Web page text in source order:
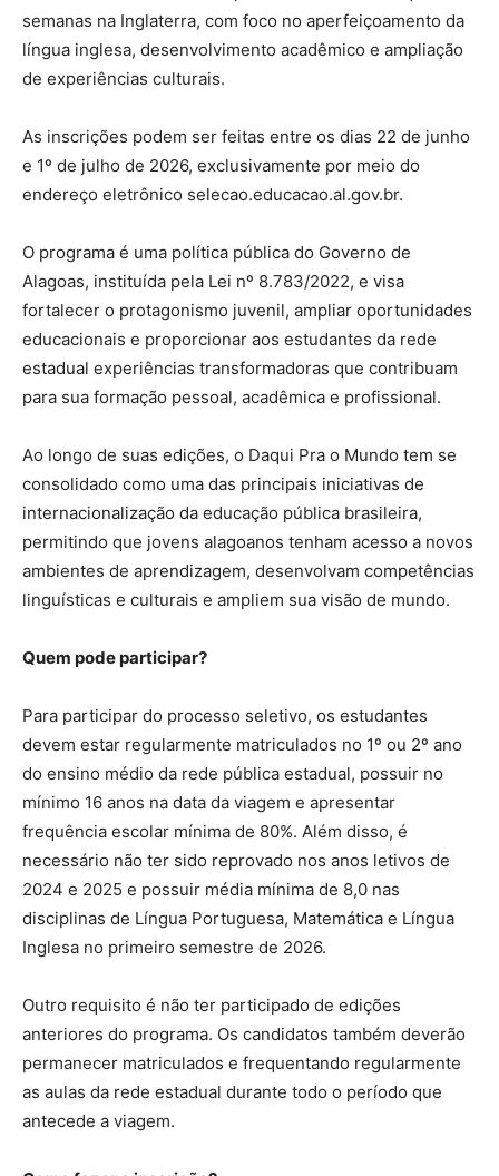
semanas na Inglaterra, com foco no aperfeiçoamento da
língua inglesa, desenvolvimento acadêmico e ampliação
de experiências culturais.
As inscrições podem ser feitas entre os dias 22 de junho
e 1º de julho de 2026, exclusivamente por meio do
endereço eletrônico selecao.educacao.al.gov.br.
O programa é uma política pública do Governo de
Alagoas, instituída pela Lei nº 8.783/2022, e visa
fortalecer o protagonismo juvenil, ampliar oportunidades
educacionais e proporcionar aos estudantes da rede
estadual experiências transformadoras que contribuam
para sua formação pessoal, acadêmica e profissional.
Ao longo de suas edições, o Daqui Pra o Mundo tem se
consolidado como uma das principais iniciativas de
internacionalização da educação pública brasileira,
permitindo que jovens alagoanos tenham acesso a novos
ambientes de aprendizagem, desenvolvam competências
linguísticas e culturais e ampliem sua visão de mundo.
Quem pode participar?
Para participar do processo seletivo, os estudantes
devem estar regularmente matriculados no 1º ou 2º ano
do ensino médio da rede pública estadual, possuir no
mínimo 16 anos na data da viagem e apresentar
frequência escolar mínima de 80%. Além disso, é
necessário não ter sido reprovado nos anos letivos de
2024 e 2025 e possuir média mínima de 8,0 nas
disciplinas de Língua Portuguesa, Matemática e Língua
Inglesa no primeiro semestre de 2026.
Outro requisito é não ter participado de edições
anteriores do programa. Os candidatos também deverão
permanecer matriculados e frequentando regularmente
as aulas da rede estadual durante todo o período que
antecede a viagem.